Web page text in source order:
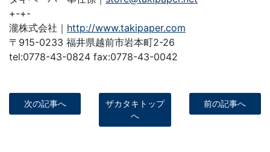
+-+-
瀧株式会社｜ http://www.takipaper.com
〒915-0233 福井県越前市岩本町2-26
tel:0778-43-0824 fax:0778-43-0042
次の記事へ
ザカタキトップ
へ
前の記事へ